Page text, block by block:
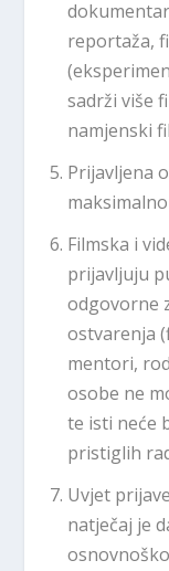
reportaža,
sadrži više
namjenski
Prijavljena
Filmska i
prijavljuju
odgovorne
ostvarenja
mentori,
osobe ne
te isti neće
pristiglih
Uvjet
natječaj je